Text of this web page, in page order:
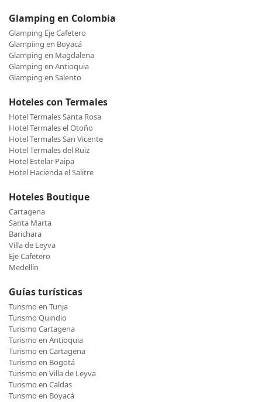
Glamping en Colombia
Glamping Eje Cafetero
Glampiing en Boyacá
Glamping en Magdalena
Glamping en Antioquia
Glamping en Salento
Hoteles con Termales
Hotel Termales Santa Rosa
Hotel Termales el Otoño
Hotel Termales San Vicente
Hotel Termales del Ruiz
Hotel Estelar Paipa
Hotel Hacienda el Salitre
Hoteles Boutique
Cartagena
Santa Marta
Barichara
Villa de Leyva
Eje Cafetero
Medellin
Guías turísticas
Turismo en Tunja
Turismo Quindio
Turismo Cartagena
Turismo en Antioquia
Turismo en Cartagena
Turismo en Bogotá
Turismo en Villa de Leyva
Turismo en Caldas
Turismo en Boyacá